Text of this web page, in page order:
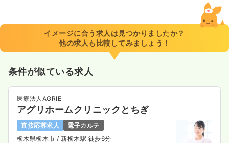
イメージに合う求人は見つかりましたか？
他の求人も比較してみましょう！
条件が似ている求人
医療法人AGRIE
アグリホームクリニックとちぎ
直接応募求人
電子カルテ
栃木県栃木市 / 新栃木駅 徒歩6分